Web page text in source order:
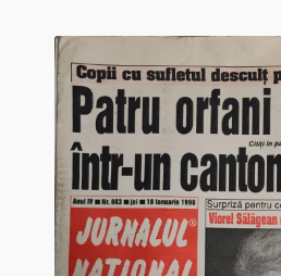
Contact